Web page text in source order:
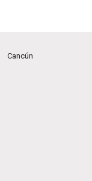
Cancún